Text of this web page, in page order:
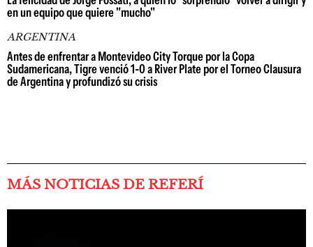
en un equipo que quiere "mucho"
ARGENTINA
Antes de enfrentar a Montevideo City Torque por la Copa
Sudamericana, Tigre venció 1-0 a River Plate por el Torneo Clausura
de Argentina y profundizó su crisis
MÁS NOTICIAS DE REFERÍ